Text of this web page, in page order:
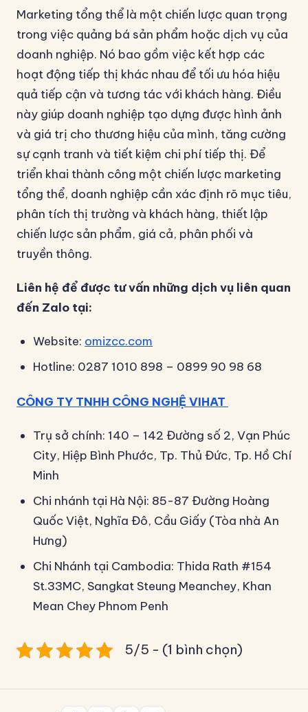
Marketing tổng thể là một chiến lược quan trọng
trong việc quảng bá sản phẩm hoặc dịch vụ của
doanh nghiệp. Nó bao gồm việc kết hợp các
hoạt động tiếp thị khác nhau để tối ưu hóa hiệu
quả tiếp cận và tương tác với khách hàng. Điều
này giúp doanh nghiệp tạo dựng được hình ảnh
và giá trị cho thương hiệu của mình, tăng cường
sự cạnh tranh và tiết kiệm chi phí tiếp thị. Để
triển khai thành công một chiến lược marketing
tổng thể, doanh nghiệp cần xác định rõ mục tiêu,
phân tích thị trường và khách hàng, thiết lập
chiến lược sản phẩm, giá cả, phân phối và
truyền thông.
Liên hệ để được tư vấn những dịch vụ liên quan
đến Zalo tại:
Website: omizcc.com
Hotline: 0287 1010 898 – 0899 90 98 68
CÔNG TY TNHH CÔNG NGHỆ VIHAT
Trụ sở chính: 140 – 142 Đường số 2, Vạn Phúc
City, Hiệp Bình Phước, Tp. Thủ Đức, Tp. Hồ Chí
Minh
Chi nhánh tại Hà Nội: 85-87 Đường Hoàng
Quốc Việt, Nghĩa Đô, Cầu Giấy (Tòa nhà An
Hưng)
Chi Nhánh tại Cambodia: Thida Rath #154
St.33MC, Sangkat Steung Meanchey, Khan
Mean Chey Phnom Penh
5/5 - (1 bình chọn)